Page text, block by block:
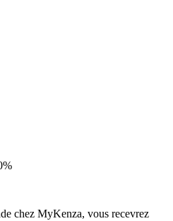
chez MyKenza, vous recevrez